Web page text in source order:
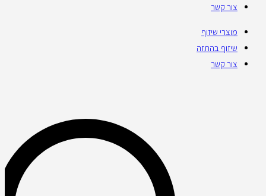
צור קשר
מוצרי שיזוף
שיזוף בהתזה
צור קשר